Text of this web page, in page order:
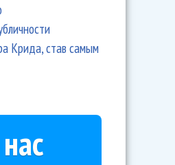
Крида, став самым